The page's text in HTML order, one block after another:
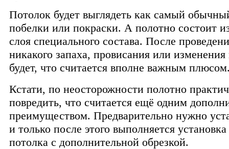
Потолок будет выглядеть как самый
побелки или покраски. А полотно состоит
слоя специального состава. После
никакого запаха, провисания или изменения
будет, что считается вполне важным
Кстати, по неосторожности полотно
повредить, что считается ещё одним
преимуществом. Предварительно нужно
и только после этого выполняется
потолка с дополнительной обрезкой.